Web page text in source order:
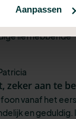
Aanpassen
goed
liefhebbende
zeker aan te
vanaf het
en geduldig.